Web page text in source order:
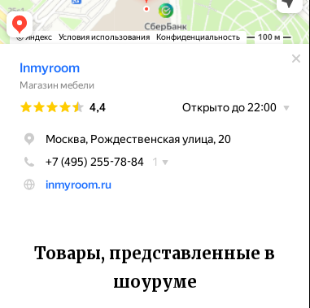
Товары, представленные в
шоуруме